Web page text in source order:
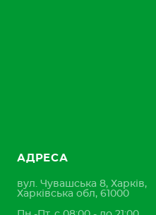
АДРЕСА
вул. Чувашська 8, Харків,
Харківська обл, 61000